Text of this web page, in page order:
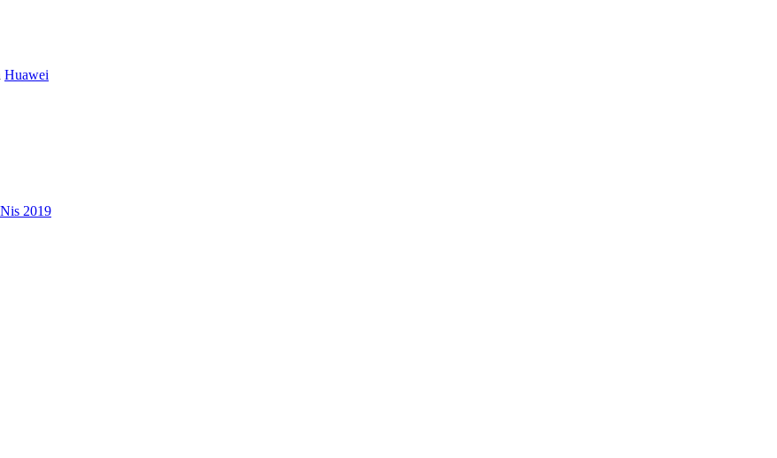
Huawei
2019